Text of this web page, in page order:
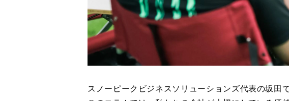
スノーピークビジネスソリューションズ代表の坂田で